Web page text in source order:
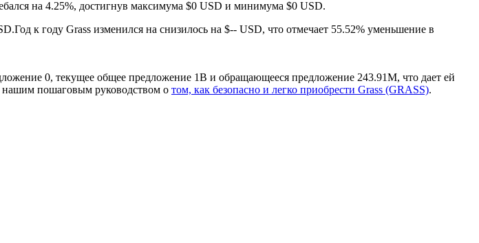
на 4.25%, достигнув максимума $0 USD и минимума $0 USD.
Год к году Grass изменился на снизилось на $-- USD, что отмечает 55.52% уменьшение в
0, текущее общее предложение 1B и обращающееся предложение 243.91M, что дает ей
нашим пошаговым руководством о том, как безопасно и легко приобрести Grass (GRASS).